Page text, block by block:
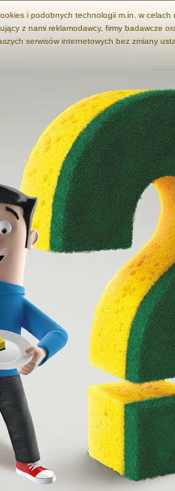
EKO JAN
i podobnych technologii m.in. w
z nami reklamodawcy, firmy badawcze
serwisów internetowych bez zmiany